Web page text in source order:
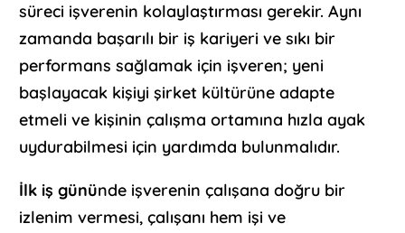
süreci işverenin kolaylaştırması gerekir. Aynı
zamanda başarılı bir iş kariyeri ve sıkı bir
performans sağlamak için işveren; yeni
başlayacak kişiyi şirket kültürüne adapte
etmeli ve kişinin çalışma ortamına hızla ayak
uydurabilmesi için yardımda bulunmalıdır.
İlk iş gününde işverenin çalışana doğru bir
izlenim vermesi, çalışanı hem işi ve